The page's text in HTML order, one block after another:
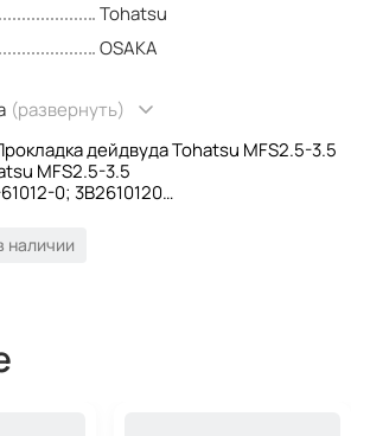
Tohatsu
OSAKA
(развернуть)
дейдвуда Tohatsu MFS2.5-3.5
MFS2.5-3.5
0; 3B2610120
наличии